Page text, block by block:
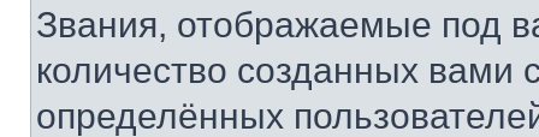
Звания, отображаемые под
количество созданных
определённых